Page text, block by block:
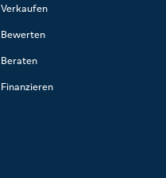
Verkaufen
Bewerten
Beraten
Finanzieren